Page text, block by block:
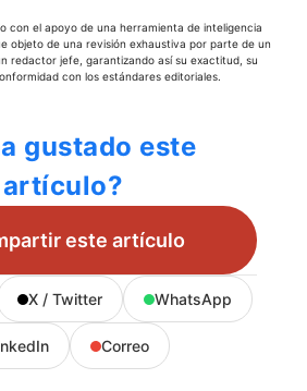
con el apoyo de una herramienta de inteligencia
objeto de una revisión exhaustiva por parte de un
redactor jefe, garantizando así su exactitud, su
con los estándares editoriales.
gustado este
artículo?
este artículo
X / Twitter WhatsApp
Correo